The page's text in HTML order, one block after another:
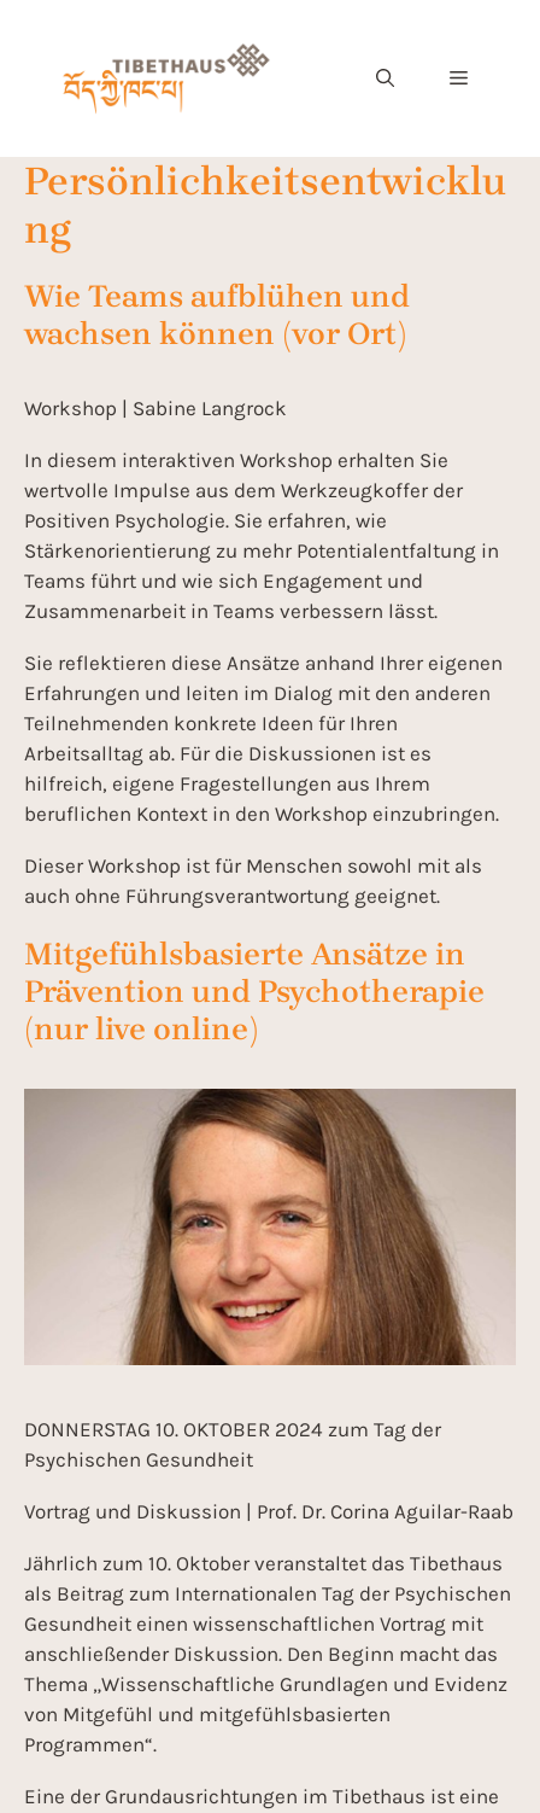
Persönlichkeitsentwicklu
ng
Wie Teams aufblühen und
wachsen können (vor Ort)
Workshop | Sabine Langrock
In diesem interaktiven Workshop erhalten Sie
wertvolle Impulse aus dem Werkzeugkoffer der
Positiven Psychologie. Sie erfahren, wie
Stärkenorientierung zu mehr Potentialentfaltung in
Teams führt und wie sich Engagement und
Zusammenarbeit in Teams verbessern lässt.
Sie reflektieren diese Ansätze anhand Ihrer eigenen
Erfahrungen und leiten im Dialog mit den anderen
Teilnehmenden konkrete Ideen für Ihren
Arbeitsalltag ab. Für die Diskussionen ist es
hilfreich, eigene Fragestellungen aus Ihrem
beruflichen Kontext in den Workshop einzubringen.
Dieser Workshop ist für Menschen sowohl mit als
auch ohne Führungsverantwortung geeignet.
Mitgefühlsbasierte Ansätze in
Prävention und Psychotherapie
(nur live online)
DONNERSTAG 10. OKTOBER 2024 zum Tag der
Psychischen Gesundheit
Vortrag und Diskussion | Prof. Dr. Corina Aguilar-Raab
Jährlich zum 10. Oktober veranstaltet das Tibethaus
als Beitrag zum Internationalen Tag der Psychischen
Gesundheit einen wissenschaftlichen Vortrag mit
anschließender Diskussion. Den Beginn macht das
Thema „Wissenschaftliche Grundlagen und Evidenz
von Mitgefühl und mitgefühlsbasierten
Programmen“.
Eine der Grundausrichtungen im Tibethaus ist eine